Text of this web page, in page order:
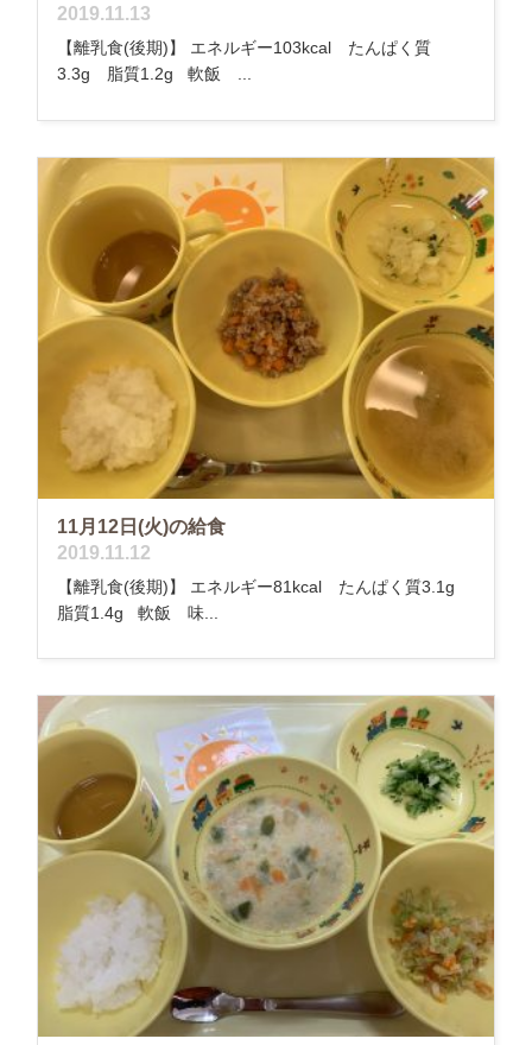
2019.11.13
【離乳食(後期)】 エネルギー103kcal たんぱく質
3.3g 脂質1.2g 軟飯 ...
11月12日(火)の給食
2019.11.12
【離乳食(後期)】 エネルギー81kcal たんぱく質3.1g
脂質1.4g 軟飯 味...